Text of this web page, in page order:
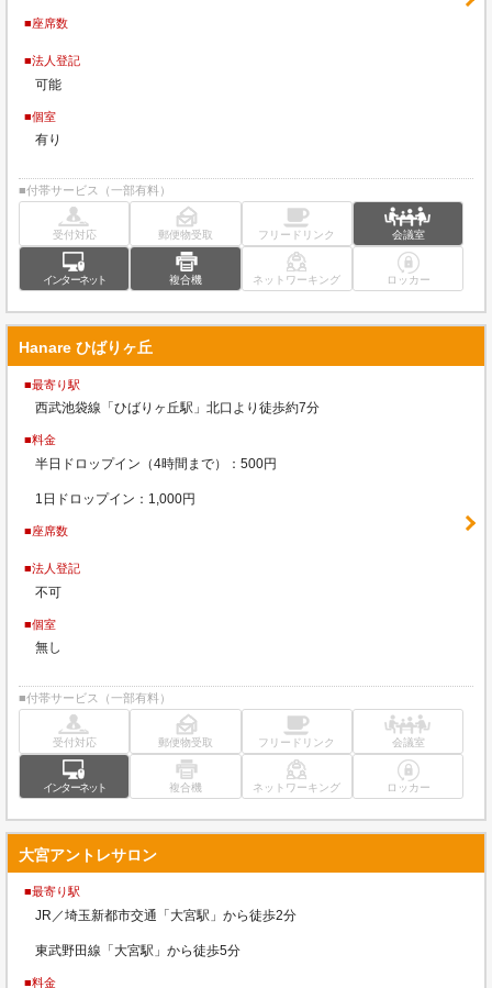
■座席数
■法人登記
可能
■個室
有り
■付帯サービス（一部有料）
受付対応 郵便物受取 フリードリンク 会議室
インターネット 複合機 ネットワーキング ロッカー
Hanare ひばりヶ丘
■最寄り駅
西武池袋線「ひばりヶ丘駅」北口より徒歩約7分
■料金
半日ドロップイン（4時間まで）：500円
1日ドロップイン：1,000円
■座席数
■法人登記
不可
■個室
無し
■付帯サービス（一部有料）
受付対応 郵便物受取 フリードリンク 会議室
インターネット 複合機 ネットワーキング ロッカー
大宮アントレサロン
■最寄り駅
JR／埼玉新都市交通「大宮駅」から徒歩2分
東武野田線「大宮駅」から徒歩5分
■料金